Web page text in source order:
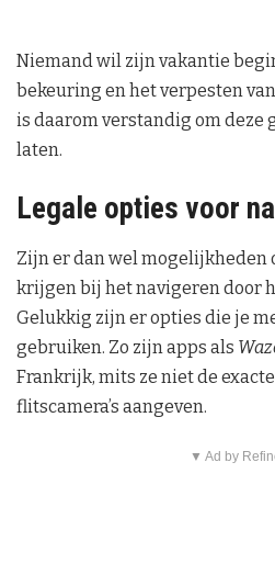
Niemand wil zijn vakantie
bekeuring en het verpesten
is daarom verstandig om deze
laten.
Legale opties voor
Zijn er dan wel mogelijkheden
krijgen bij het navigeren door
Gelukkig zijn er opties die je
gebruiken. Zo zijn apps als
Frankrijk, mits ze niet de
flitscamera’s aangeven.
▼ Ad by